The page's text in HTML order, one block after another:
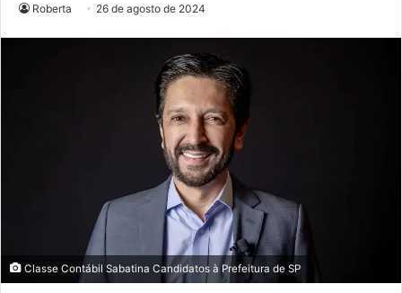
Roberta 26 de agosto de 2024
Classe Contábil Sabatina Candidatos à Prefeitura de SP